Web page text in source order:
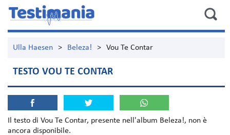
Ulla Haesen > Beleza! > Vou Te Contar
TESTO VOU TE CONTAR
Il testo di Vou Te Contar, presente nell'album Beleza!, non è
ancora disponibile.